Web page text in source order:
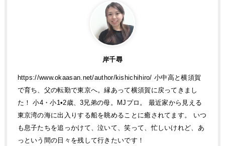
岸千尋
https://www.okaasan.net/author/kishichihiro/ 小中高と横須賀
で育ち、父の転勤で東京へ。縁あって横須賀に戻ってきまし
た！ 小4・小1•2歳、3兄弟の母。MJプロ。 最近家から見える
東京湾の海に出入りする船を眺めることに癒されてます。 いつ
も息子たちを追っかけて、泣いて、笑って、忙しいけれど、あ
っという間の日々を残して行きたいです！